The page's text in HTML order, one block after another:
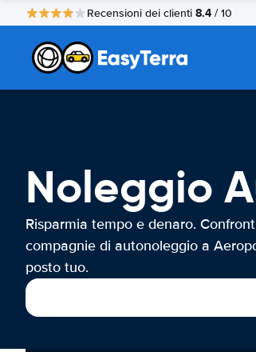
Recensioni dei clienti 8.4 / 10
Noleggio
Risparmia tempo e denaro.
compagnie di autonoleggio a
posto tuo.